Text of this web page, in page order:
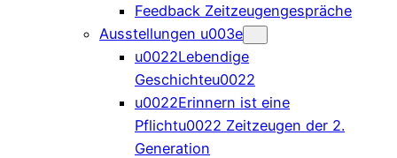
Feedback Zeitzeugengespräche
Ausstellungen u003e
u0022Lebendige
Geschichteu0022
u0022Erinnern ist eine
Pflichtu0022 Zeitzeugen der 2.
Generation